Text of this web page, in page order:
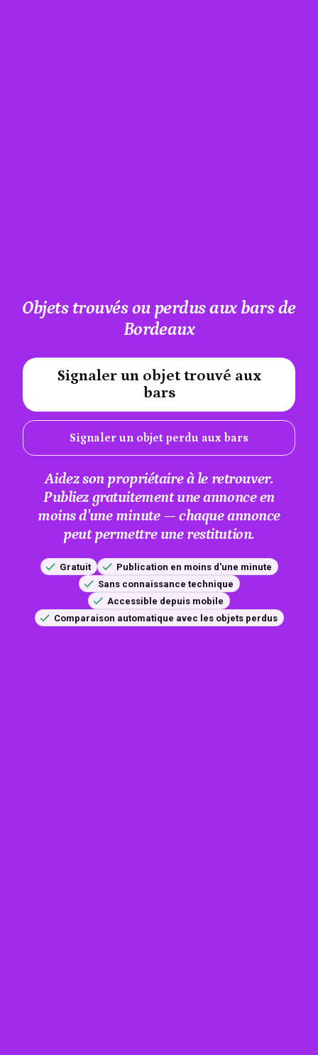
Objets trouvés ou perdus aux bars de
Bordeaux
Signaler un objet trouvé aux
bars
Signaler un objet perdu aux bars
#A12AEB
Aidez son propriétaire à le retrouver.
Publiez gratuitement une annonce en
moins d'une minute — chaque annonce
peut permettre une restitution.
Gratuit
Publication en moins d'une minute
Sans connaissance technique
Accessible depuis mobile
Comparaison automatique avec les objets perdus